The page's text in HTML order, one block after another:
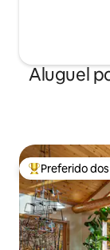
Aluguel
Entre os
Preferido